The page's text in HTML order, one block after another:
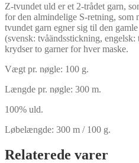
Z-tvundet uld er et 2-trådet garn,
for den almindelige S-retning, som
tvundet garn egner sig til den
(svensk: tvåändsstickning,
krydser to garner for hver maske.
Vægt pr. nøgle: 100 g.
Længde pr. nøgle: 300 m.
100% uld.
Løbelængde: 300 m / 100 g.
Relaterede varer